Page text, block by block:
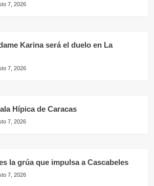
7, 2026
Karina será el duelo en La
7, 2026
Hípica de Caracas
7, 2026
la grúa que impulsa a Cascabeles
7, 2026